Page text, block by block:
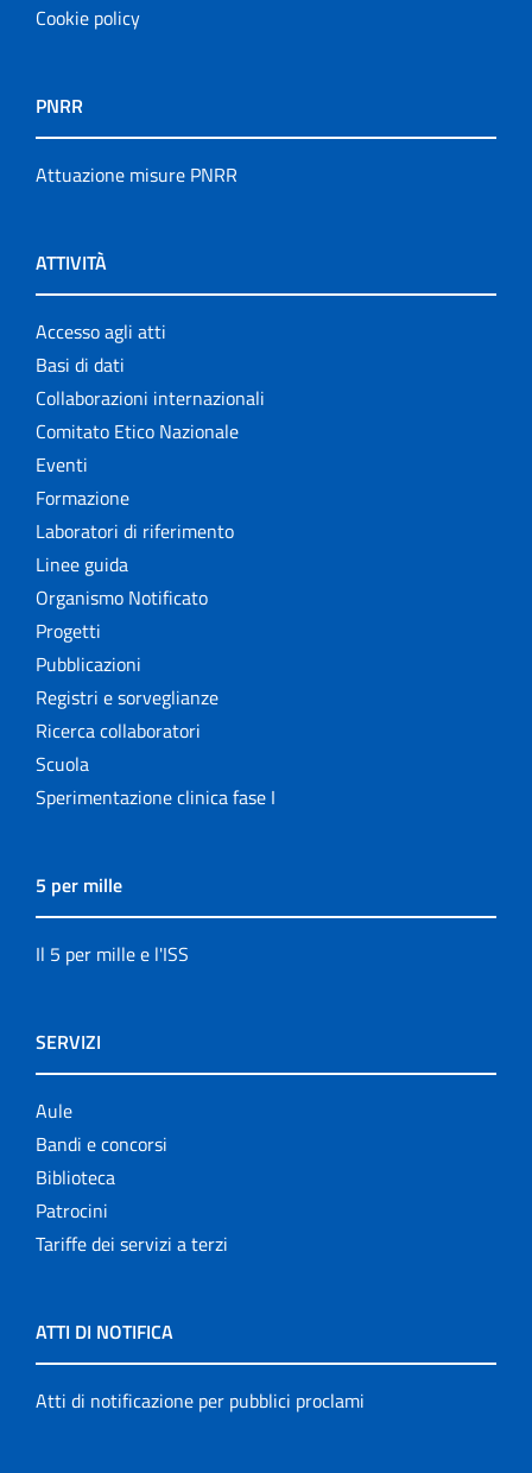
Cookie policy
PNRR
Attuazione misure PNRR
ATTIVITÀ
Accesso agli atti
Basi di dati
Collaborazioni internazionali
Comitato Etico Nazionale
Eventi
Formazione
Laboratori di riferimento
Linee guida
Organismo Notificato
Progetti
Pubblicazioni
Registri e sorveglianze
Ricerca collaboratori
Scuola
Sperimentazione clinica fase I
5 per mille
Il 5 per mille e l'ISS
SERVIZI
Aule
Bandi e concorsi
Biblioteca
Patrocini
Tariffe dei servizi a terzi
ATTI DI NOTIFICA
Atti di notificazione per pubblici proclami